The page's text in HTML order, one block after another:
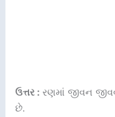
ઉત્તર : રણમાં જીવન
છે.